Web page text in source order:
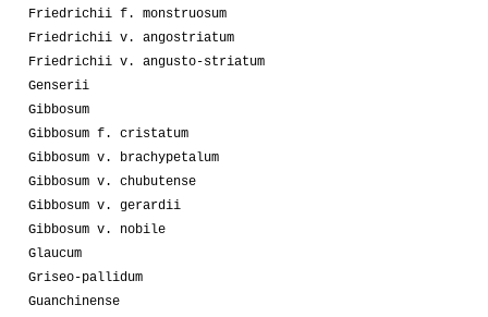
Friedrichii f. monstruosum
Friedrichii v. angostriatum
Friedrichii v. angusto-striatum
Genserii
Gibbosum
Gibbosum f. cristatum
Gibbosum v. brachypetalum
Gibbosum v. chubutense
Gibbosum v. gerardii
Gibbosum v. nobile
Glaucum
Griseo-pallidum
Guanchinense